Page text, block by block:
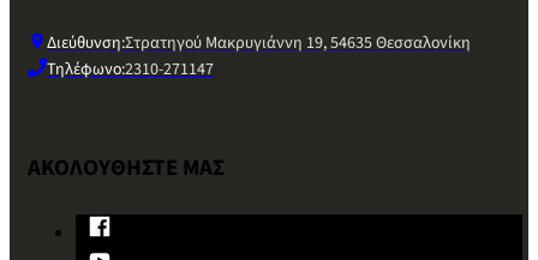
Διεύθυνση:Στρατηγού Μακρυγιάννη 19, 54635 Θεσσαλονίκη
Τηλέφωνο:2310-271147
ΑΚΟΛΟΥΘΗΣΤΕ ΜΑΣ